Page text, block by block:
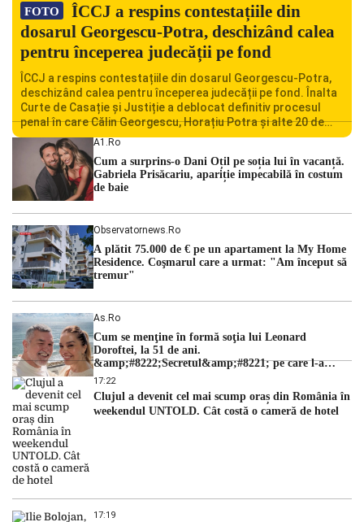
FOTO
ÎCCJ a respins contestațiile din
dosarul Georgescu-Potra, deschizând calea
pentru începerea judecății pe fond
ÎCCJ a respins contestațiile din dosarul Georgescu-Potra,
deschizând calea pentru începerea judecății pe fond. Înalta
Curte de Casație și Justiție a deblocat definitiv procesul
penal în care Călin Georgescu, Horațiu Potra și alte 20 de
persoane sunt acuzați de acțiuni îndreptate împotriva
ordinii constituționale. În ședința din camera preliminară,
judecătorii de la instanța supremă au […]
A1.ro
Cum a surprins-o Dani Oțil pe soția lui în vacanță.
Gabriela Prisăcariu, apariție impecabilă în costum
de baie
Observatornews.ro
A plătit 75.000 de € pe un apartament la My Home
Residence. Coşmarul care a urmat: "Am început să
tremur"
As.ro
Cum se menţine în formă soţia lui Leonard
Doroftei, la 51 de ani.
&amp;#8222;Secretul&amp;#8221; pe care l-a
dezvăluit
17:22
Clujul a devenit cel mai scump oraș din România în
weekendul UNTOLD. Cât costă o cameră de hotel
17:19